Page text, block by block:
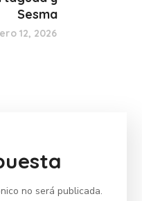
Sesma
12, 2026
no será publicada.